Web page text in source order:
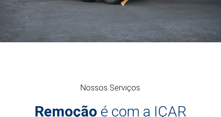
Nossos Serviços
Remoção é com a IÇAR